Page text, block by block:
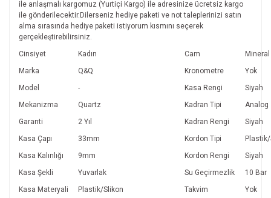
ile anlaşmalı kargomuz (Yurtiçi Kargo) ile adresinize ücretsiz kargo
ile gönderilecektir.Dilerseniz hediye paketi ve not taleplerinizi satın
alma sırasında hediye paketi istiyorum kısmını seçerek
gerçekleştirebilirsiniz.
Cinsiyet
Kadın Cam
Mineral
Marka
Q&Q Kronometre
Yok
Model
- Kasa Rengi
Siyah
Mekanizma
Quartz Kadran Tipi
Analog
Garanti
2 Yıl Kadran Rengi
Siyah
Kasa Çapı
33mm Kordon Tipi
Kasa Kalınlığı
9mm Kordon Rengi
Siyah
Kasa Şekli
Yuvarlak Su Geçirmezlik
10 Bar
Kasa Materyali
Plastik/Slikon Takvim Yok